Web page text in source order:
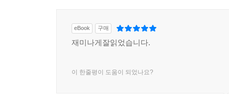
eBook 구매
재미나게잘읽었습니다.
이 한줄평이 도움이 되었나요?